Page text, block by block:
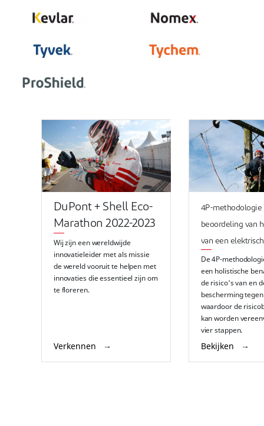
DuPont + Shell Eco-
Marathon 2022-2023
Wij zijn een wereldwijde
innovatieleider met als missie
de wereld vooruit te helpen met
innovaties die essentieel zijn om
te floreren.
Verkennen
4P-methodologie
beoordeling van
van een
De 4P-
een holistische
de risico's van en
bescherming
waardoor de
kan worden
vier stappen.
Bekijken